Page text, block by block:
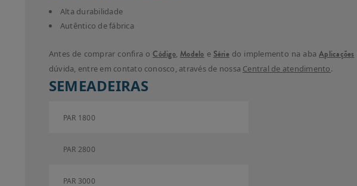
Alta durabilidade
Autêntico de fábrica
Antes de comprar confira oCódigo, Modelo e Sériedo implemento na abaAplicações
dúvida, entre em contato conosco, através de nossa Central de atendimento.
SEMEADEIRAS
PAR 1800
PAR 2800
PAR 3000